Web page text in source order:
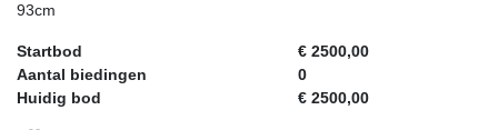
93cm
Startbod
€ 2500,00
Aantal biedingen
0
Huidig bod
€ 2500,00